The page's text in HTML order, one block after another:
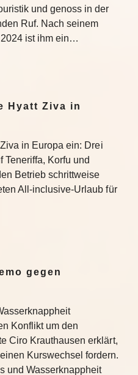
und genoss in der
Ruf. Nach seinem
ist ihm ein…
Hyatt Ziva in
in Europa ein: Drei
Teneriffa, Korfu und
Betrieb schrittweise
All-inclusive-Urlaub für
gegen
Konflikt um den
Ciro Krauthausen erklärt,
Kurswechsel fordern.
und Wasserknappheit